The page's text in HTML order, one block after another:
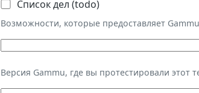
Список дел (todo)
Возможности, которые предоставляет
Версия Gammu, где вы протестировали этот